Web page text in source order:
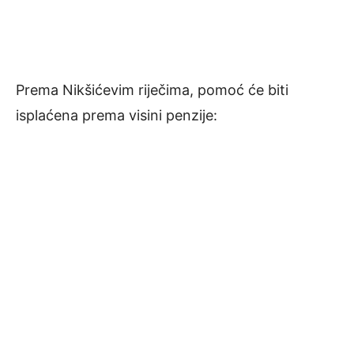
Prema Nikšićevim riječima, pomoć će biti
isplaćena prema visini penzije: